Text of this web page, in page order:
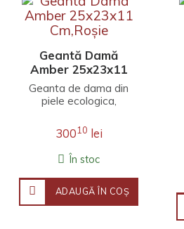
Geantă Damă
Amber 25x23x11
Cm,Roșie
Geanta de dama din
piele ecologica,
impermeabilCaptusita
in totalitateUn
compartiment princ..
30010 lei
În stoc
ADAUGĂ ÎN COŞ